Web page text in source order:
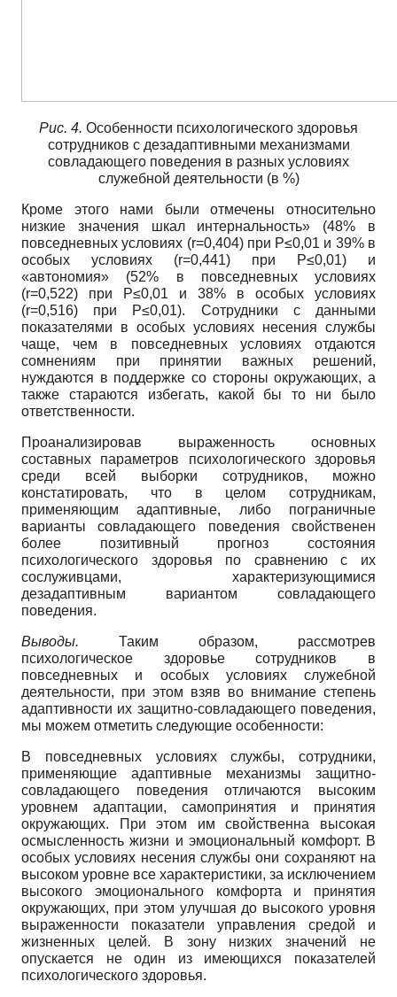
Рис. 4. Особенности психологического здоровья
сотрудников с дезадаптивными механизмами
совладающего поведения в разных условиях
служебной деятельности (в %)
Кроме этого нами были отмечены относительно
низкие значения шкал интернальность» (48% в
повседневных условиях (r=0,404) при P≤0,01 и 39% в
особых условиях (r=0,441) при P≤0,01) и
«автономия» (52% в повседневных условиях
(r=0,522) при P≤0,01 и 38% в особых условиях
(r=0,516) при P≤0,01). Сотрудники с данными
показателями в особых условиях несения службы
чаще, чем в повседневных условиях отдаются
сомнениям при принятии важных решений,
нуждаются в поддержке со стороны окружающих, а
также стараются избегать, какой бы то ни было
ответственности.
Проанализировав выраженность основных
составных параметров психологического здоровья
среди всей выборки сотрудников, можно
констатировать, что в целом сотрудникам,
применяющим адаптивные, либо пограничные
варианты совладающего поведения свойственен
более позитивный прогноз состояния
психологического здоровья по сравнению с их
сослуживцами, характеризующимися
дезадаптивным вариантом совладающего
поведения.
Выводы. Таким образом, рассмотрев
психологическое здоровье сотрудников в
повседневных и особых условиях служебной
деятельности, при этом взяв во внимание степень
адаптивности их защитно-совладающего поведения,
мы можем отметить следующие особенности:
В повседневных условиях службы, сотрудники,
применяющие адаптивные механизмы защитно-
совладающего поведения отличаются высоким
уровнем адаптации, самопринятия и принятия
окружающих. При этом им свойственна высокая
осмысленность жизни и эмоциональный комфорт. В
особых условиях несения службы они сохраняют на
высоком уровне все характеристики, за исключением
высокого эмоционального комфорта и принятия
окружающих, при этом улучшая до высокого уровня
выраженности показатели управления средой и
жизненных целей. В зону низких значений не
опускается не один из имеющихся показателей
психологического здоровья.